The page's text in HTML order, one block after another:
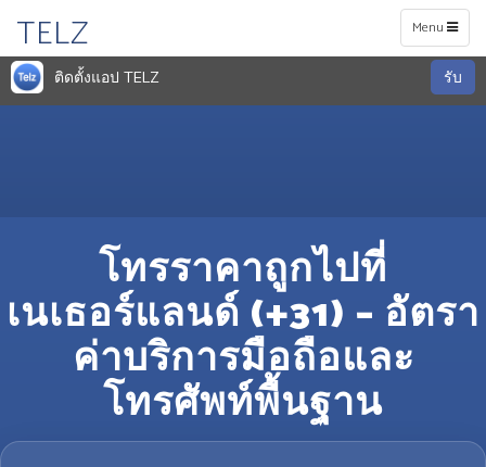
Toggle
navigation
Menu
TELZ
ติดตั้งแอป TELZ รับ
โทรราคาถูกไปที่
เนเธอร์แลนด์ (+31) – อัตรา
ค่าบริการมือถือและ
โทรศัพท์พื้นฐาน